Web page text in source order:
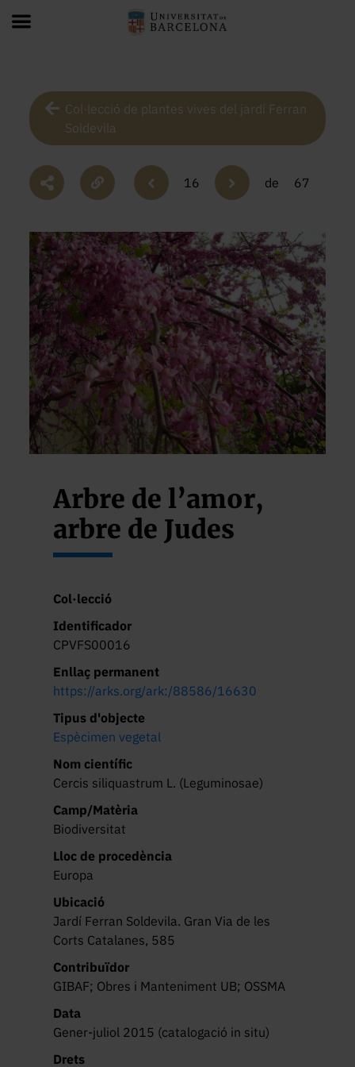
Col·lecció de plantes vives del jardí Ferran
Soldevila
16 de 67
Arbre de l’amor,
arbre de Judes
Col·lecció
Identificador
CPVFS00016
Enllaç permanent
https://arks.org/ark:/88586/16630
Tipus d'objecte
Espècimen vegetal
Nom científic
Cercis siliquastrum L. (Leguminosae)
Camp/Matèria
Biodiversitat
Lloc de procedència
Europa
Ubicació
Jardí Ferran Soldevila. Gran Via de les
Corts Catalanes, 585
Contribuïdor
GIBAF; Obres i Manteniment UB; OSSMA
Data
Gener-juliol 2015 (catalogació in situ)
Drets